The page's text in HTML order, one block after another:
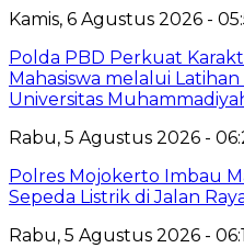
Kamis, 6 Agustus 2026 -
Polda PBD Perkuat
Mahasiswa melalui
Universitas
Rabu, 5 Agustus 2026 -
Polres Mojokerto Imbau
Sepeda Listrik di Jalan
Rabu, 5 Agustus 2026 -